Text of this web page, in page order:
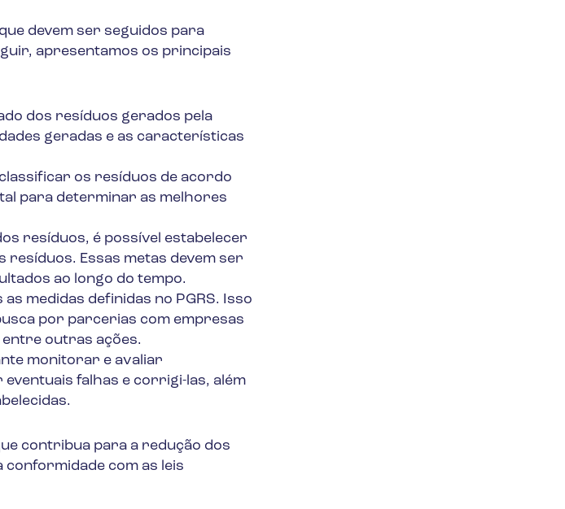
devem ser seguidos para
apresentamos os principais
dos resíduos gerados pela
geradas e as características
os resíduos de acordo
para determinar as melhores
resíduos, é possível estabelecer
resíduos. Essas metas devem ser
ao longo do tempo.
medidas definidas no PGRS. Isso
por parcerias com empresas
outras ações.
monitorar e avaliar
falhas e corrigi-las, além
contribua para a redução dos
com as leis